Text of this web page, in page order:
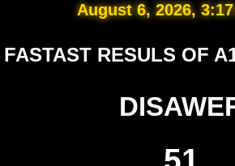
August 6, 2026,
FASTAST RESULS OF